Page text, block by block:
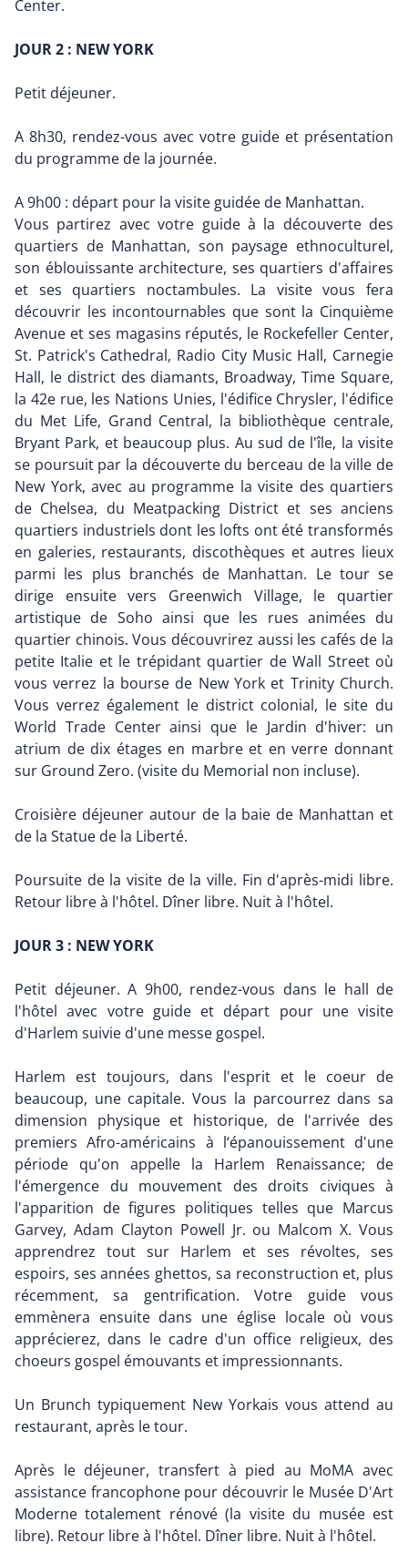
Center.
JOUR 2 : NEW YORK
Petit déjeuner.
A 8h30, rendez-vous avec votre guide et présentation
du programme de la journée.
A 9h00 : départ pour la visite guidée de Manhattan.
Vous partirez avec votre guide à la découverte des
quartiers de Manhattan, son paysage ethnoculturel,
son éblouissante architecture, ses quartiers d'affaires
et ses quartiers noctambules. La visite vous fera
découvrir les incontournables que sont la Cinquième
Avenue et ses magasins réputés, le Rockefeller Center,
St. Patrick's Cathedral, Radio City Music Hall, Carnegie
Hall, le district des diamants, Broadway, Time Square,
la 42e rue, les Nations Unies, l'édifice Chrysler, l'édifice
du Met Life, Grand Central, la bibliothèque centrale,
Bryant Park, et beaucoup plus. Au sud de l'île, la visite
se poursuit par la découverte du berceau de la ville de
New York, avec au programme la visite des quartiers
de Chelsea, du Meatpacking District et ses anciens
quartiers industriels dont les lofts ont été transformés
en galeries, restaurants, discothèques et autres lieux
parmi les plus branchés de Manhattan. Le tour se
dirige ensuite vers Greenwich Village, le quartier
artistique de Soho ainsi que les rues animées du
quartier chinois. Vous découvrirez aussi les cafés de la
petite Italie et le trépidant quartier de Wall Street où
vous verrez la bourse de New York et Trinity Church.
Vous verrez également le district colonial, le site du
World Trade Center ainsi que le Jardin d'hiver: un
atrium de dix étages en marbre et en verre donnant
sur Ground Zero. (visite du Memorial non incluse).
Croisière déjeuner autour de la baie de Manhattan et
de la Statue de la Liberté.
Poursuite de la visite de la ville. Fin d'après-midi libre.
Retour libre à l'hôtel. Dîner libre. Nuit à l'hôtel.
JOUR 3 : NEW YORK
Petit déjeuner. A 9h00, rendez-vous dans le hall de
l'hôtel avec votre guide et départ pour une visite
d'Harlem suivie d'une messe gospel.
Harlem est toujours, dans l'esprit et le coeur de
beaucoup, une capitale. Vous la parcourrez dans sa
dimension physique et historique, de l'arrivée des
premiers Afro-américains à l‘épanouissement d'une
période qu'on appelle la Harlem Renaissance; de
l'émergence du mouvement des droits civiques à
l'apparition de figures politiques telles que Marcus
Garvey, Adam Clayton Powell Jr. ou Malcom X. Vous
apprendrez tout sur Harlem et ses révoltes, ses
espoirs, ses années ghettos, sa reconstruction et, plus
récemment, sa gentrification. Votre guide vous
emmènera ensuite dans une église locale où vous
apprécierez, dans le cadre d'un office religieux, des
choeurs gospel émouvants et impressionnants.
Un Brunch typiquement New Yorkais vous attend au
restaurant, après le tour.
Après le déjeuner, transfert à pied au MoMA avec
assistance francophone pour découvrir le Musée D'Art
Moderne totalement rénové (la visite du musée est
libre). Retour libre à l'hôtel. Dîner libre. Nuit à l'hôtel.